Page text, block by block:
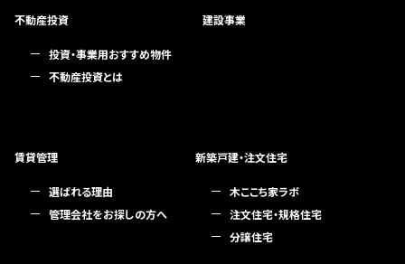
不動産投資
投資・事業用おすすめ物件
不動産投資とは
建設事業
賃貸管理
選ばれる理由
管理会社をお探しの方へ
新築戸建・注文住宅
木ここち家ラボ
注文住宅・規格住宅
分譲住宅